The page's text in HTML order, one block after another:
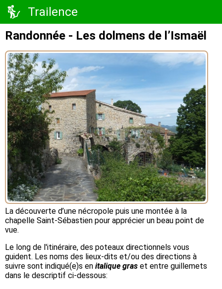
Trailence
Randonnée - Les dolmens de l’Ismaël
La découverte d’une nécropole puis une montée à la
chapelle Saint-Sébastien pour apprécier un beau point de
vue.
Le long de l'itinéraire, des poteaux directionnels vous
guident. Les noms des lieux-dits et/ou des directions à
suivre sont indiqué(e)s en italique gras et entre guillemets
dans le descriptif ci-dessous: